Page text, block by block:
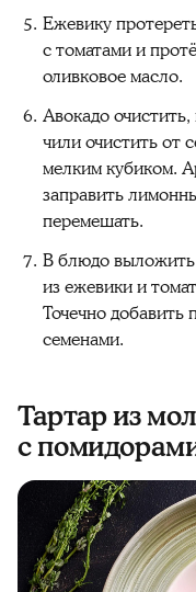
Ежевику
с томатами и
оливковое масло.
Авокадо
чили очистить от
мелким кубиком.
заправить
перемешать.
В блюдо выложить
из ежевики и
Точечно добавить
семенами.
Тартар из
с